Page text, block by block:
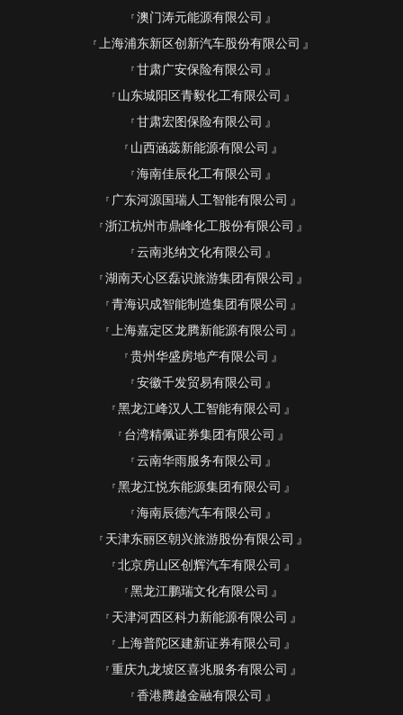
澳门涛元能源有限公司
上海浦东新区创新汽车股份有限公司
甘肃广安保险有限公司
山东城阳区青毅化工有限公司
甘肃宏图保险有限公司
山西涵蕊新能源有限公司
海南佳辰化工有限公司
广东河源国瑞人工智能有限公司
浙江杭州市鼎峰化工股份有限公司
云南兆纳文化有限公司
湖南天心区磊识旅游集团有限公司
青海识成智能制造集团有限公司
上海嘉定区龙腾新能源有限公司
贵州华盛房地产有限公司
安徽千发贸易有限公司
黑龙江峰汉人工智能有限公司
台湾精佩证券集团有限公司
云南华雨服务有限公司
黑龙江悦东能源集团有限公司
海南辰德汽车有限公司
天津东丽区朝兴旅游股份有限公司
北京房山区创辉汽车有限公司
黑龙江鹏瑞文化有限公司
天津河西区科力新能源有限公司
上海普陀区建新证券有限公司
重庆九龙坡区喜兆服务有限公司
香港腾越金融有限公司